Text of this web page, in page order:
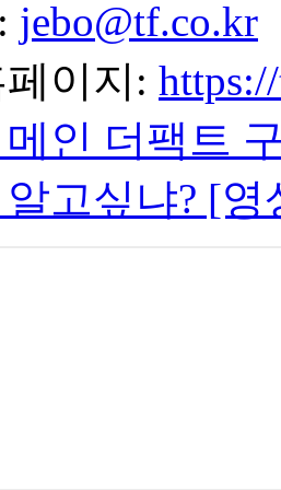
jebo@tf.co.kr
페이지:
메인 더팩트
알고싶냐? [